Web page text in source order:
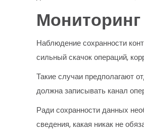
Наблюдение сохранности
сильный скачок операций,
Такие случаи предполагают
должна записывать канал
Ради сохранности данных
сведения, какая никак не